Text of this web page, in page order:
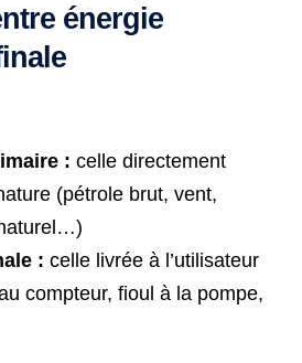
énergie
: celle directement
(pétrole brut, vent,
: celle livrée à l’utilisateur
compteur, fioul à la pompe,